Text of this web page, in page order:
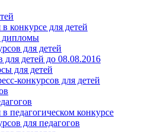
конкурсе для детей
дипломы
для детей
для детей до 08.08.2016
для детей
конкурсов для детей
педагогическом конкурсе
для педагогов